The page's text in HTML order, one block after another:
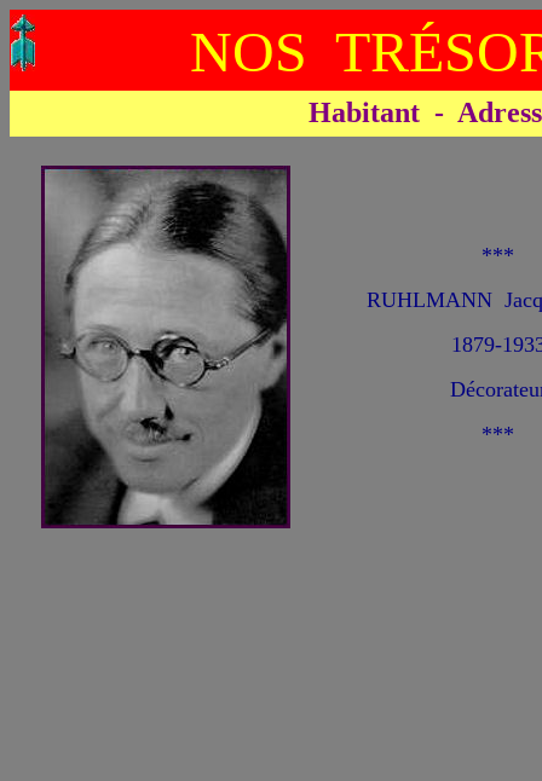
NOS
Habitant -
***
RUHLMANN
1879-
***